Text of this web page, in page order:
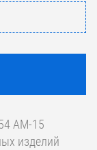
АМ-15
изделий